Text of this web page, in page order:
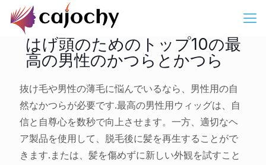
はげ頭のためのトップ10の最
高の男性のかつらとかつら
抜け毛や男性の薄毛に悩んでいるなら、男性用の自
然なかつらが必要です.最高の男性用ウィッグは、自
信と自尊心を数秒で向上させます。一方、適切なヘ
ア製品を使用して、脱毛後に髪を再生することがで
きます.または、髪を傷めずに新しい外観を試すこと